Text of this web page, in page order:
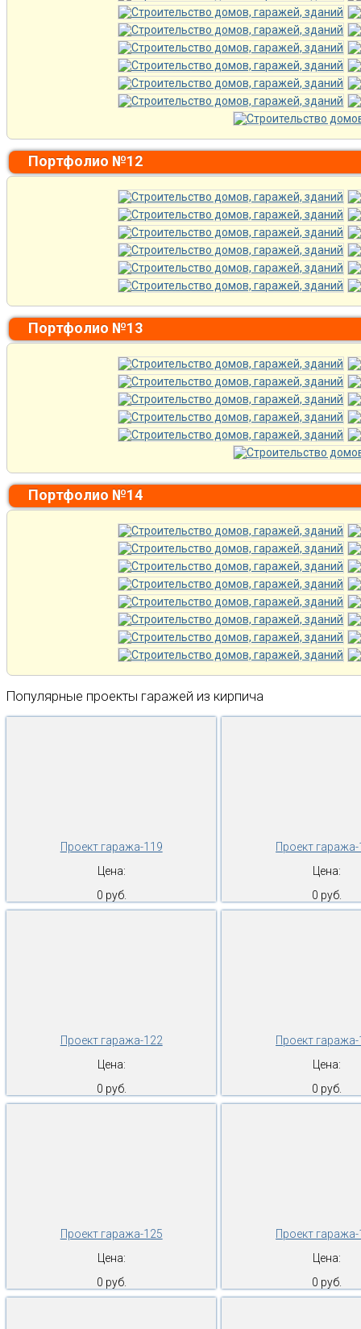
Портфолио №12
Портфолио №13
Портфолио №14
Популярные проекты гаражей из кирпича
Проект гаража-119
Цена:
0 руб.
Проект
Цена:
0 руб.
Проект гаража-122
Цена:
0 руб.
Проект
Цена:
0 руб.
Проект гаража-125
Цена:
0 руб.
Проект
Цена:
0 руб.